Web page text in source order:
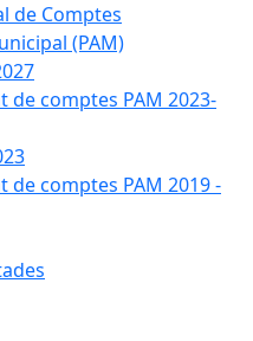
de Comptes
(PAM)
de comptes PAM 2023-
de comptes PAM 2019 -